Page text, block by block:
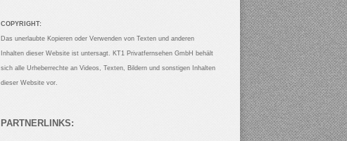
COPYRIGHT:
Das unerlaubte Kopieren oder Verwenden von Texten und anderen
Inhalten dieser Website ist untersagt. KT1 Privatfernsehen GmbH behält
sich alle Urheberrechte an Videos, Texten, Bildern und sonstigen Inhalten
dieser Website vor.
PARTNERLINKS: